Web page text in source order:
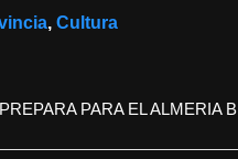
, Cultura
PARA EL ALMERIA B